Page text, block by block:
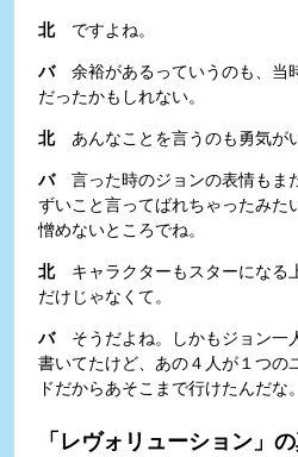
北ですよね。
バ余裕があるっていうのも、当
だったかもしれない。
北あんなことを言うのも勇気が
バ言った時のジョンの表情もま
ずいこと言ってばれちゃったみた
憎めないところでね。
北キャラクターもスターになる
だけじゃなくて。
バそうだよね。しかもジョン一
書いてたけど、あの４人が１つの
ドだからあそこまで行けたんだな。
「レヴォリューション」